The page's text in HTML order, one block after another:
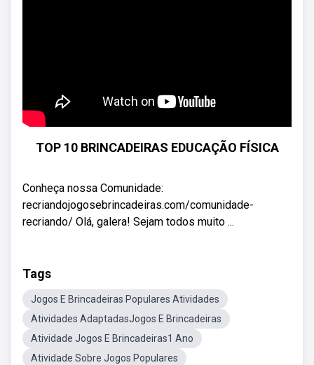
TOP 10 BRINCADEIRAS EDUCAÇÃO FÍSICA
Conheça nossa Comunidade:
recriandojogosebrincadeiras.com/comunidade-
recriando/ Olá, galera! Sejam todos muito ...
Tags
Jogos E Brincadeiras Populares Atividades
Atividades AdaptadasJogos E Brincadeiras
Atividade Jogos E Brincadeiras1 Ano
Atividade Sobre Jogos Populares